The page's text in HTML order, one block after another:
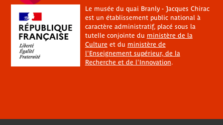
Le musée du quai Branly - Jacques Chirac
est un établissement public national à
caractère administratif, placé sous la
tutelle conjointe du ministère de la
Cultureet du ministère de
l'Enseignement supérieur, de la
Recherche et de l'Innovation.